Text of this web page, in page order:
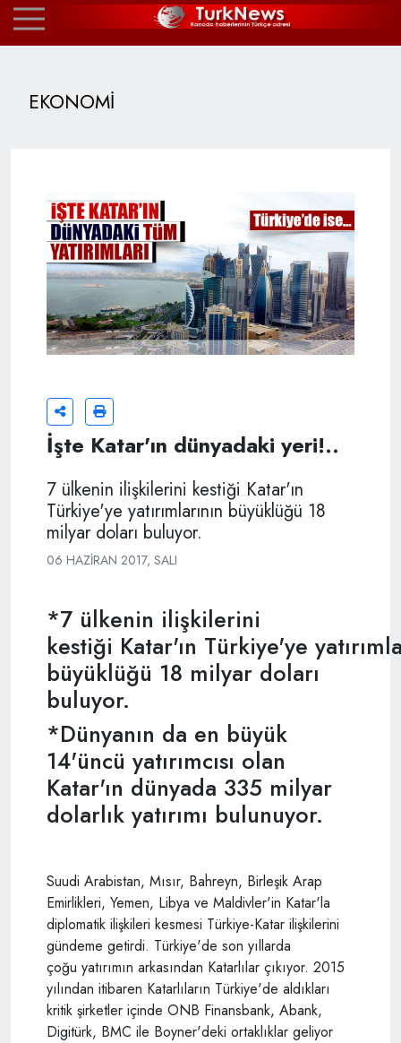
EKONOMİ
İşte Katar'ın dünyadaki yeri!..
7 ülkenin ilişkilerini kestiği Katar'ın
Türkiye'ye yatırımlarının büyüklüğü 18
milyar doları buluyor.
06 HAZIRAN 2017, SALI
*7 ülkenin ilişkilerini
kestiği Katar'ın Türkiye'ye
büyüklüğü 18 milyar doları
buluyor.
*Dünyanın da en büyük
14'üncü yatırımcısı olan
Katar'ın dünyada 335 milyar
dolarlık yatırımı bulunuyor.
Suudi Arabistan, Mısır, Bahreyn, Birleşik Arap
Emirlikleri, Yemen, Libya ve Maldivler'in Katar'la
diplomatik ilişkileri kesmesi Türkiye-Katar ilişkilerini
gündeme getirdi. Türkiye'de son yıllarda
çoğu yatırımın arkasından Katarlılar çıkıyor. 2015
yılından itibaren Katarlıların Türkiye'de aldıkları
kritik şirketler içinde ONB Finansbank, Abank,
Digitürk, BMC ile Boyner'deki ortaklıklar geliyor